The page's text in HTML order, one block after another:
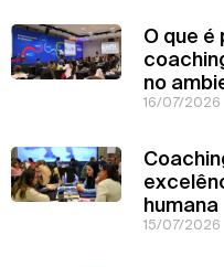
O que
no
16/07/2026
humana
15/07/2026